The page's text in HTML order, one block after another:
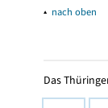
▴ nach oben
Das